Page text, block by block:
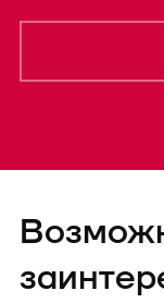
отправленаTEST